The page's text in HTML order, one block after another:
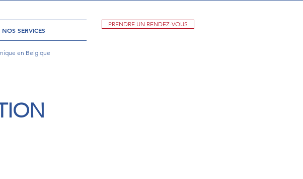
NOS SERVICES
PRENDRE UN RENDEZ-VOUS
en Belgique